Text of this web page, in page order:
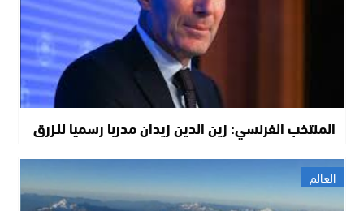
المنتخب الفرنسي: زين الدين زيدان مدربا رسميا للـزرق
العالم